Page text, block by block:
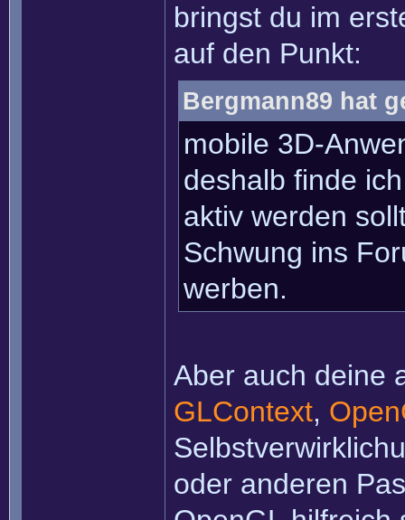
bringst du im
auf den Punkt:
Bergmann89 hat
mobile 3D-
deshalb finde
aktiv werden
Schwung ins
werben.
Aber auch deine
GLContext,
oder anderen